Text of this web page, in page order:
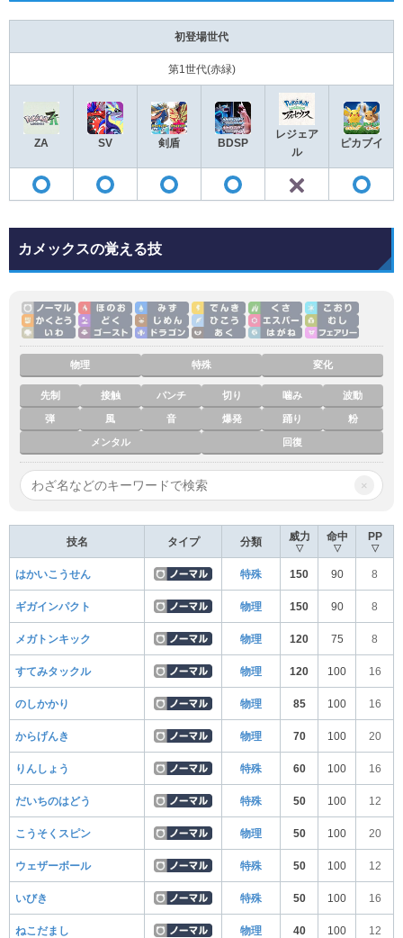
初登場世代
第1世代(赤緑)
ZA SV 剣盾 BDSP
レジェア
ル
ピカブイ
カメックスの覚える技
物理 特殊 変化
先制 接触 パンチ 切り 噛み 波動
弾 風 音 爆発 踊り 粉
メンタル 回復
×
技名 タイプ 分類 威力
▽
命中
▽
PP
▽
はかいこうせん 特殊 150 90 8
ギガインパクト 物理 150 90 8
メガトンキック 物理 120 75 8
すてみタックル 物理 120 100 16
のしかかり 物理 85 100 16
からげんき 物理 70 100 20
りんしょう 特殊 60 100 16
だいちのはどう 特殊 50 100 12
こうそくスピン 物理 50 100 20
ウェザーボール 特殊 50 100 12
いびき 特殊 50 100 16
ねこだまし 物理 40 100 12